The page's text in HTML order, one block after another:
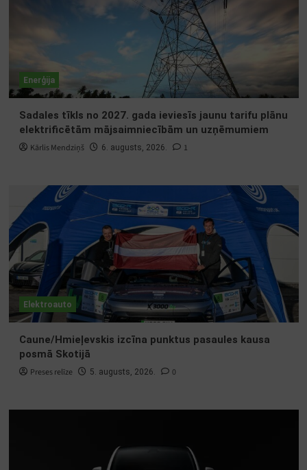
Enerģija
Sadales tīkls no 2027. gada ieviesīs jaunu tarifu plānu
elektrificētām mājsaimniecībām un uzņēmumiem
Kārlis Mendziņš 6. augusts, 2026. 1
Elektroauto
Caune/Hmieļevskis izcīna punktus pasaules kausa
posmā Skotijā
Preses relīze 5. augusts, 2026. 0